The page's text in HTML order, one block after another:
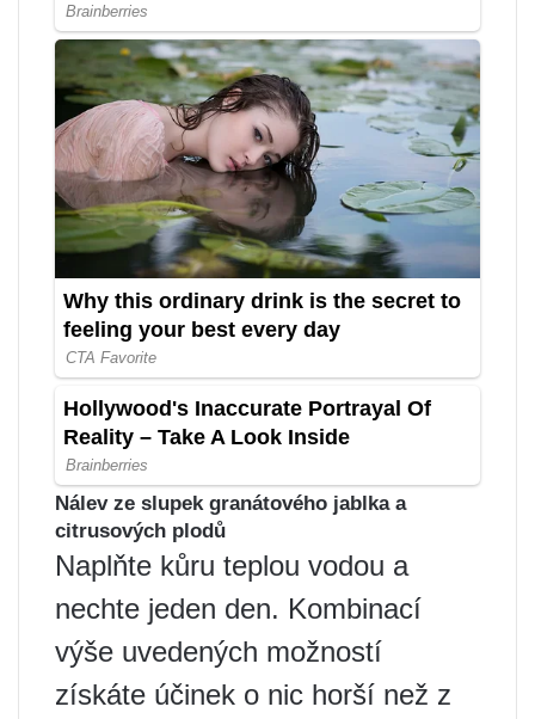
Nálev ze slupek granátového jablka a
citrusových plodů
Naplňte kůru teplou vodou a
nechte jeden den. Kombinací
výše uvedených možností
získáte účinek o nic horší než z